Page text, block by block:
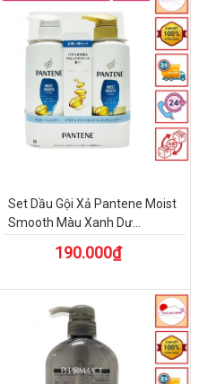
Set Dầu Gội Xả Pantene Moist
Smooth Màu Xanh Dư...
190.000₫